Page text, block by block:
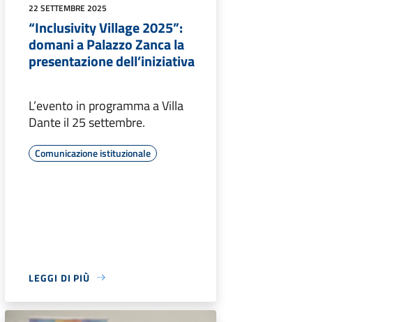
22 SETTEMBRE 2025
“Inclusivity Village 2025”:
domani a Palazzo Zanca la
presentazione dell’iniziativa
L’evento in programma a Villa
Dante il 25 settembre.
Comunicazione istituzionale
LEGGI DI PIÙ